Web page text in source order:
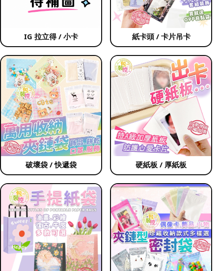
IG 拉立得 / 小卡 紙卡頭 / 卡片吊卡
破壞袋 / 快遞袋 硬紙板 / 厚紙板